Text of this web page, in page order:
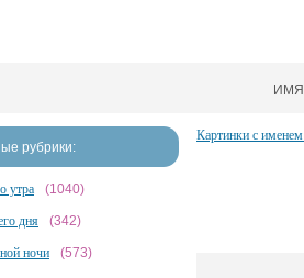
рубрики:
утра (1040)
дня (342)
ночи (573)
Картинки с